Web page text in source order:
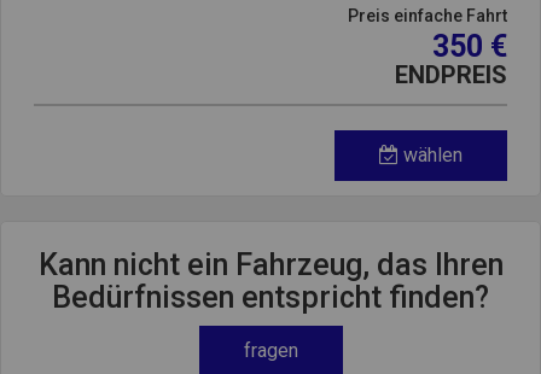
Preis einfache Fahrt
350 €
ENDPREIS
wählen
Kann nicht ein Fahrzeug, das Ihren
Bedürfnissen entspricht finden?
fragen